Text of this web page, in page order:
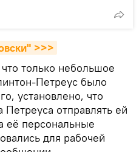
>>>
только небольшое
Петреус было
установлено, что
Петреуса отправлять ей
её персональные
для рабочей